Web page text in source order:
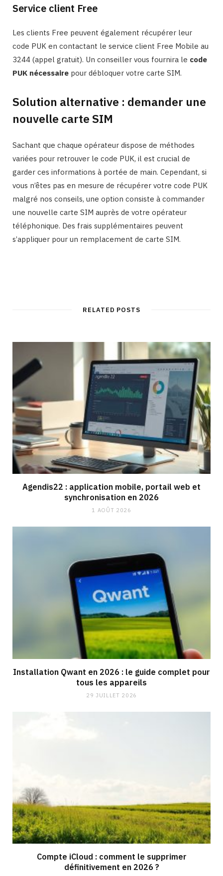
Service client Free
Les clients Free peuvent également récupérer leur
code PUK en contactant le service client Free Mobile au
3244 (appel gratuit). Un conseiller vous fournira le code
PUK nécessaire pour débloquer votre carte SIM.
Solution alternative : demander une
nouvelle carte SIM
Sachant que chaque opérateur dispose de méthodes
variées pour retrouver le code PUK, il est crucial de
garder ces informations à portée de main. Cependant, si
vous n’êtes pas en mesure de récupérer votre code PUK
malgré nos conseils, une option consiste à commander
une nouvelle carte SIM auprès de votre opérateur
téléphonique. Des frais supplémentaires peuvent
s’appliquer pour un remplacement de carte SIM.
RELATED POSTS
Agendis22 : application mobile, portail web et
synchronisation en 2026
1 AOÛT 2026
Installation Qwant en 2026 : le guide complet pour
tous les appareils
29 JUILLET 2026
Compte iCloud : comment le supprimer
définitivement en 2026 ?